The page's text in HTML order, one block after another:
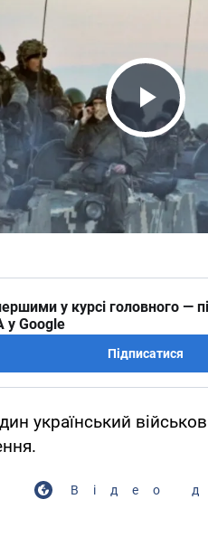
Play
у курсі головного —
у Google
Підписатися
український
Відео